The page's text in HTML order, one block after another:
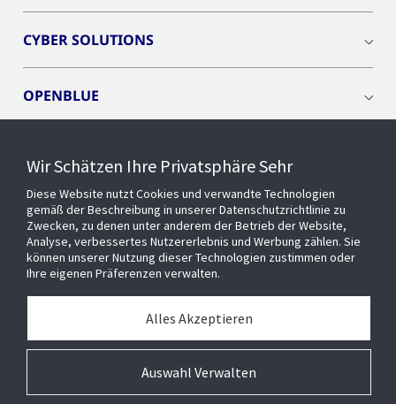
CYBER SOLUTIONS
OPENBLUE
EVENTS
Über uns
Wir Schätzen Ihre Privatsphäre Sehr
Diese Website nutzt Cookies und verwandte Technologien
gemäß der Beschreibung in unserer Datenschutzrichtlinie zu
Zwecken, zu denen unter anderem der Betrieb der Website,
Analyse, verbessertes Nutzererlebnis und Werbung zählen. Sie
können unserer Nutzung dieser Technologien zustimmen oder
Ihre eigenen Präferenzen verwalten.
Auswahl Verwalten
Alles Akzeptieren